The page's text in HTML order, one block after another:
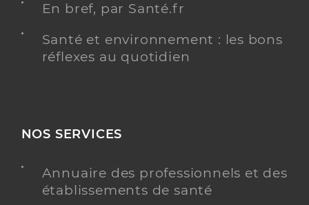
En bref, par Santé.fr
Santé et environnement : les bons
réflexes au quotidien
NOS SERVICES
Annuaire des professionnels et des
établissements de santé